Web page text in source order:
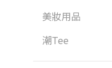
美妝用品
潮Tee